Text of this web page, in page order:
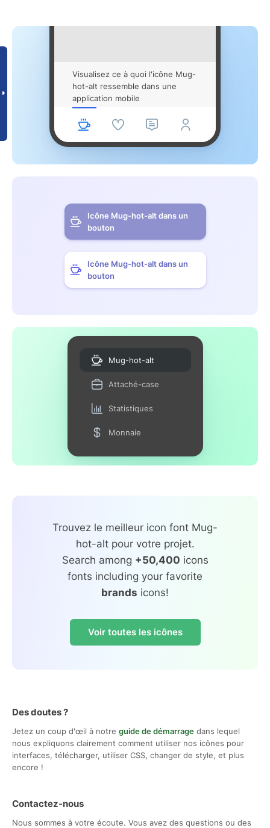
Visualisez ce à quoi l'icône Mug-
hot-alt ressemble dans une
application mobile
Icône Mug-hot-alt dans un
bouton
Icône Mug-hot-alt dans un
bouton
Mug-hot-alt
Attaché-case
Statistiques
Monnaie
Trouvez le meilleur icon font Mug-
hot-alt pour votre projet.
Search among +50,400 icons
fonts including your favorite
brands icons!
Voir toutes les icônes
Des doutes ?
Jetez un coup d'œil à notre guide de démarrage dans lequel
nous expliquons clairement comment utiliser nos icônes pour
interfaces, télécharger, utiliser CSS, changer de style, et plus
encore !
Contactez-nous
Nous sommes à votre écoute. Vous avez des questions ou des